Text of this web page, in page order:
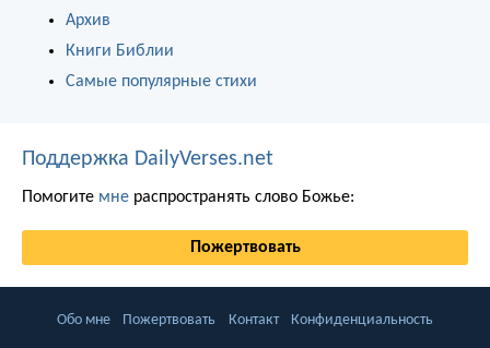
Архив
Книги Библии
Самые популярные стихи
Поддержка DailyVerses.net
Помогите мне распространять слово Божье:
Пожертвовать
Обо мне Пожертвовать Контакт Конфиденциальность